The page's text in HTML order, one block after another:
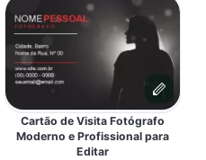
Cartão de Visita Fotógrafo
Moderno e Profissional para
Editar